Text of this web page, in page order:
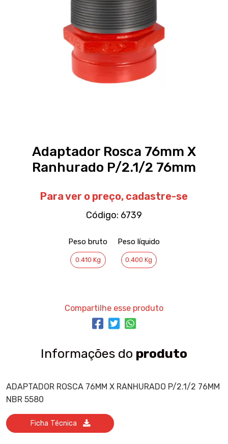
Adaptador Rosca 76mm X
Ranhurado P/2.1/2 76mm
Para ver o preço, cadastre-se
Código: 6739
Peso bruto
0.410 Kg
Peso líquido
0.400 Kg
Compartilhe esse produto
Informações do produto
ADAPTADOR ROSCA 76MM X RANHURADO P/2.1/2 76MM
NBR 5580
Ficha Técnica